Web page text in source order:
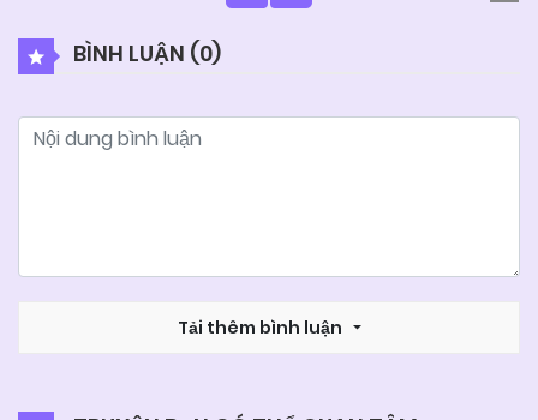
BÌNH LUẬN (0)
Tải thêm bình luận